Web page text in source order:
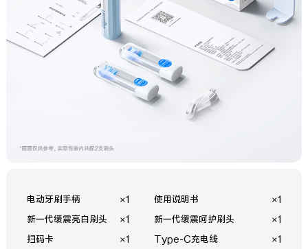
电动牙刷手柄 ×1 使用说明书 ×1
新一代缓震亮白刷头 ×1 新一代缓震呵护刷头 ×1
扫码卡 ×1 Type-C充电线 ×1